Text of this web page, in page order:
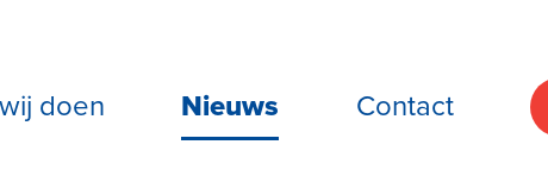
doen Nieuws Contact